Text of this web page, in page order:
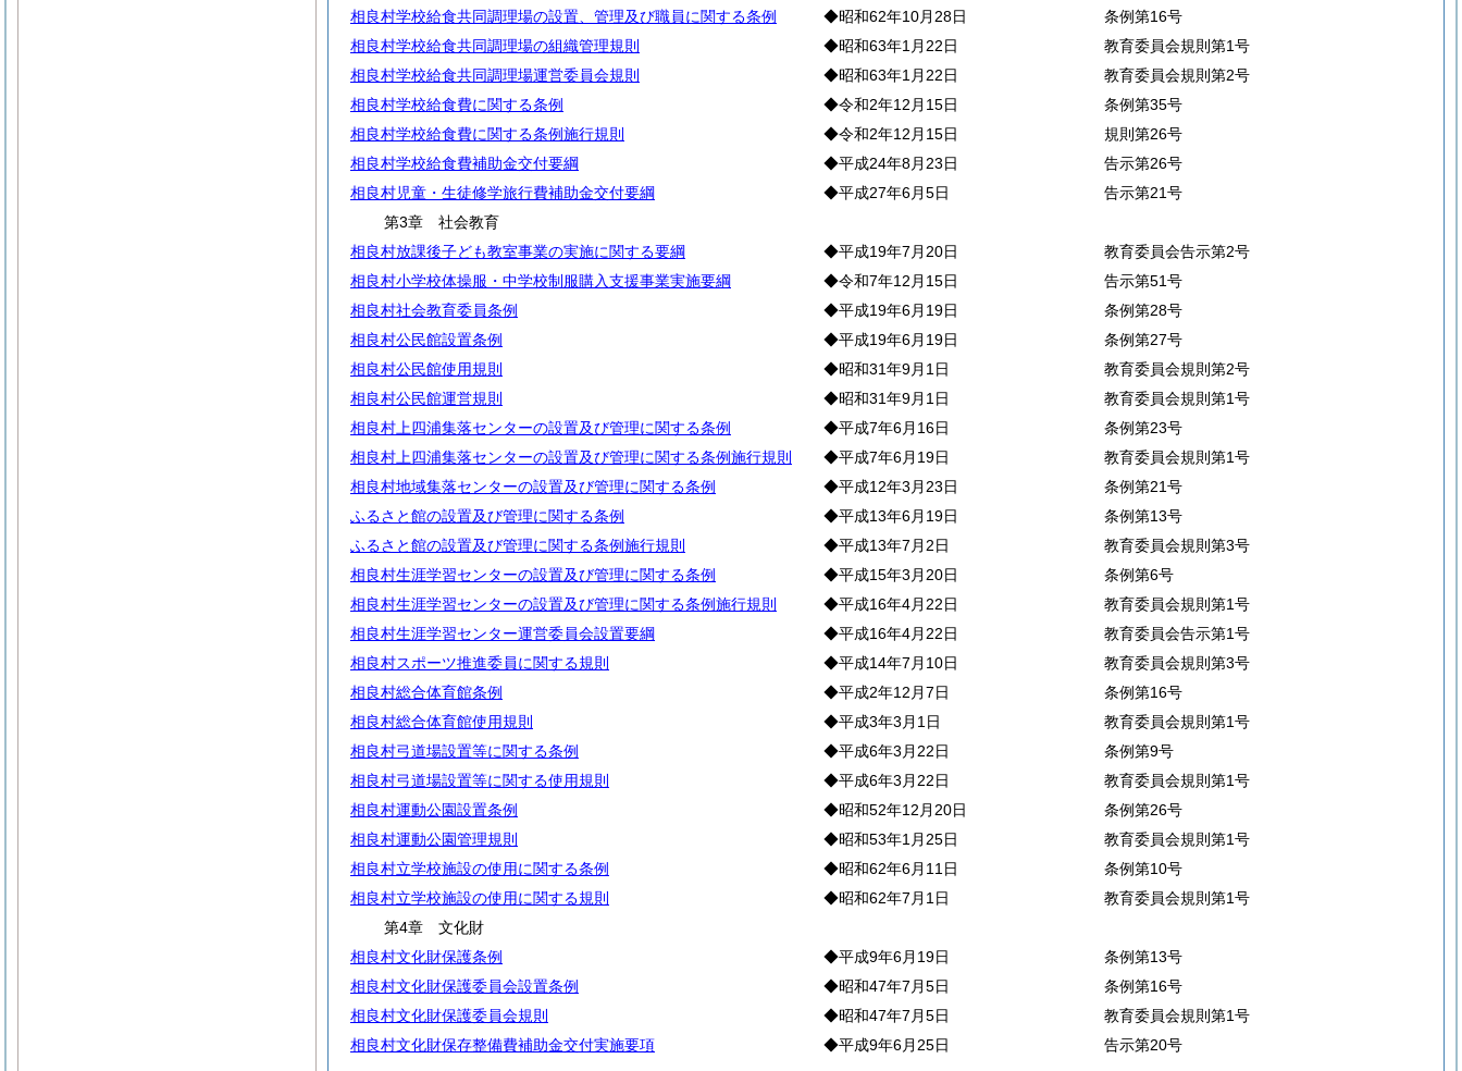
相良村学校給食共同調理場の設置、管理及び職員に関する条例
◆昭和62年10月28日
条例第16号
相良村学校給食共同調理場の組織管理規則
◆昭和63年1月22日
教育委員会規則第1号
相良村学校給食共同調理場運営委員会規則
◆昭和63年1月22日
教育委員会規則第2号
相良村学校給食費に関する条例
◆令和2年12月15日
条例第35号
相良村学校給食費に関する条例施行規則
◆令和2年12月15日
規則第26号
相良村学校給食費補助金交付要綱
◆平成24年8月23日
告示第26号
相良村児童・生徒修学旅行費補助金交付要綱
◆平成27年6月5日
告示第21号
第3章 社会教育
相良村放課後子ども教室事業の実施に関する要綱
◆平成19年7月20日
教育委員会告示第2号
相良村小学校体操服・中学校制服購入支援事業実施要綱
◆令和7年12月15日
告示第51号
相良村社会教育委員条例
◆平成19年6月19日
条例第28号
相良村公民館設置条例
◆平成19年6月19日
条例第27号
相良村公民館使用規則
◆昭和31年9月1日
教育委員会規則第2号
相良村公民館運営規則
◆昭和31年9月1日
教育委員会規則第1号
相良村上四浦集落センターの設置及び管理に関する条例
◆平成7年6月16日
条例第23号
相良村上四浦集落センターの設置及び管理に関する条例施行規則
◆平成7年6月19日
教育委員会規則第1号
相良村地域集落センターの設置及び管理に関する条例
◆平成12年3月23日
条例第21号
ふるさと館の設置及び管理に関する条例
◆平成13年6月19日
条例第13号
ふるさと館の設置及び管理に関する条例施行規則
◆平成13年7月2日
教育委員会規則第3号
相良村生涯学習センターの設置及び管理に関する条例
◆平成15年3月20日
条例第6号
相良村生涯学習センターの設置及び管理に関する条例施行規則
◆平成16年4月22日
教育委員会規則第1号
相良村生涯学習センター運営委員会設置要綱
◆平成16年4月22日
教育委員会告示第1号
相良村スポーツ推進委員に関する規則
◆平成14年7月10日
教育委員会規則第3号
相良村総合体育館条例
◆平成2年12月7日
条例第16号
相良村総合体育館使用規則
◆平成3年3月1日
教育委員会規則第1号
相良村弓道場設置等に関する条例
◆平成6年3月22日
条例第9号
相良村弓道場設置等に関する使用規則
◆平成6年3月22日
教育委員会規則第1号
相良村運動公園設置条例
◆昭和52年12月20日
条例第26号
相良村運動公園管理規則
◆昭和53年1月25日
教育委員会規則第1号
相良村立学校施設の使用に関する条例
◆昭和62年6月11日
条例第10号
相良村立学校施設の使用に関する規則
◆昭和62年7月1日
教育委員会規則第1号
第4章 文化財
相良村文化財保護条例
◆平成9年6月19日
条例第13号
相良村文化財保護委員会設置条例
◆昭和47年7月5日
条例第16号
相良村文化財保護委員会規則
◆昭和47年7月5日
教育委員会規則第1号
相良村文化財保存整備費補助金交付実施要項
◆平成9年6月25日 告示第20号